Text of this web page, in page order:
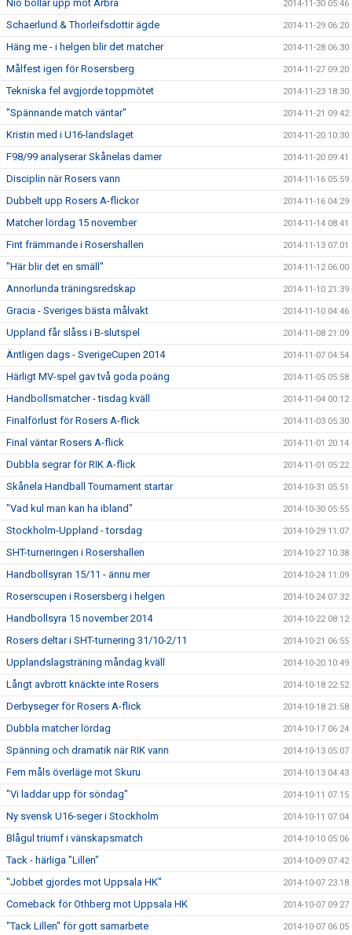
Nio bollar upp mot Arbrå 2014-11-30 05:46
Schaerlund & Thorleifsdottir ägde 2014-11-29 06:20
Häng me - i helgen blir det matcher 2014-11-28 06:30
Målfest igen för Rosersberg 2014-11-27 09:20
Tekniska fel avgjorde toppmötet 2014-11-23 18:30
"Spännande match väntar" 2014-11-21 09:42
Kristin med i U16-landslaget 2014-11-20 10:30
F98/99 analyserar Skånelas damer 2014-11-20 09:41
Disciplin när Rosers vann 2014-11-16 05:59
Dubbelt upp Rosers A-flickor 2014-11-16 04:29
Matcher lördag 15 november 2014-11-14 08:41
Fint främmande i Rosershallen 2014-11-13 07:01
"Här blir det en smäll" 2014-11-12 06:00
Annorlunda träningsredskap 2014-11-10 21:39
Gracia - Sveriges bästa målvakt 2014-11-10 04:46
Uppland får slåss i B-slutspel 2014-11-08 21:09
Äntligen dags - SverigeCupen 2014 2014-11-07 04:54
Härligt MV-spel gav två goda poäng 2014-11-05 05:58
Handbollsmatcher - tisdag kväll 2014-11-04 00:12
Finalförlust för Rosers A-flick 2014-11-03 05:30
Final väntar Rosers A-flick 2014-11-01 20:14
Dubbla segrar för RIK A-flick 2014-11-01 05:22
Skånela Handball Tournament startar 2014-10-31 05:51
"Vad kul man kan ha ibland" 2014-10-30 05:55
Stockholm-Uppland - torsdag 2014-10-29 11:07
SHT-turneringen i Rosershallen 2014-10-27 10:38
Handbollsyran 15/11 - ännu mer 2014-10-24 11:09
Roserscupen i Rosersberg i helgen 2014-10-24 07:32
Handbollsyra 15 november 2014 2014-10-22 08:12
Rosers deltar i SHT-turnering 31/10-2/11 2014-10-21 06:55
Upplandslagsträning måndag kväll 2014-10-20 10:49
Långt avbrott knäckte inte Rosers 2014-10-18 22:52
Derbyseger för Rosers A-flick 2014-10-18 21:58
Dubbla matcher lördag 2014-10-17 06:24
Spänning och dramatik när RIK vann 2014-10-13 05:07
Fem måls överläge mot Skuru 2014-10-13 04:43
"Vi laddar upp för söndag" 2014-10-11 07:15
Ny svensk U16-seger i Stockholm 2014-10-11 07:04
Blågul triumf i vänskapsmatch 2014-10-10 05:06
Tack - härliga "Lillen" 2014-10-09 07:42
"Jobbet gjordes mot Uppsala HK" 2014-10-07 23:18
Comeback för Othberg mot Uppsala HK 2014-10-07 09:27
"Tack Lillen" för gott samarbete 2014-10-07 06:05